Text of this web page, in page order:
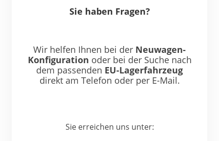
Sie haben Fragen?
Wir helfen Ihnen bei der Neuwagen-
Konfiguration oder bei der Suche nach
dem passenden EU-Lagerfahrzeug
direkt am Telefon oder per E-Mail.
Sie erreichen uns unter: